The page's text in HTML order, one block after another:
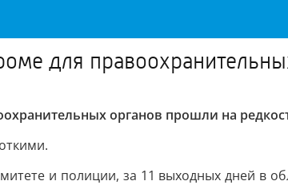
для
органов прошли на
и полиции, за 11 выходных дней в